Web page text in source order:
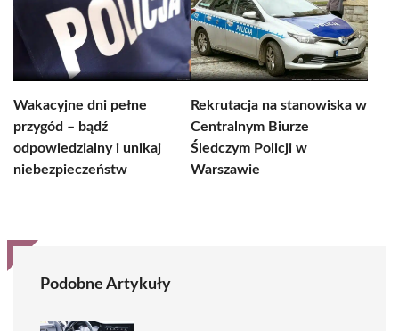
Wakacyjne dni pełne
przygód – bądź
odpowiedzialny i unikaj
niebezpieczeństw
Rekrutacja na stanowiska w
Centralnym Biurze
Śledczym Policji w
Warszawie
Podobne Artykuły